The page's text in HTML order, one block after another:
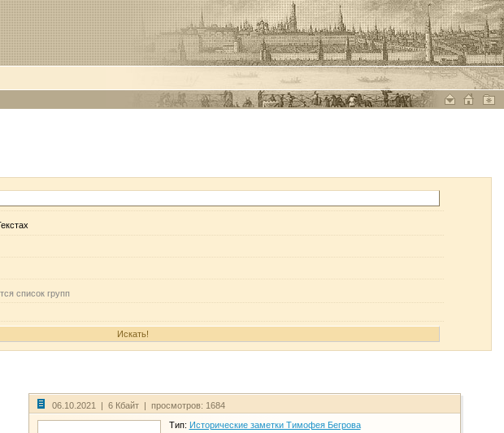
список групп
06.10.2021 | 6 Кбайт | просмотров: 1684
Тип: Исторические заметки Тимофея Бегрова